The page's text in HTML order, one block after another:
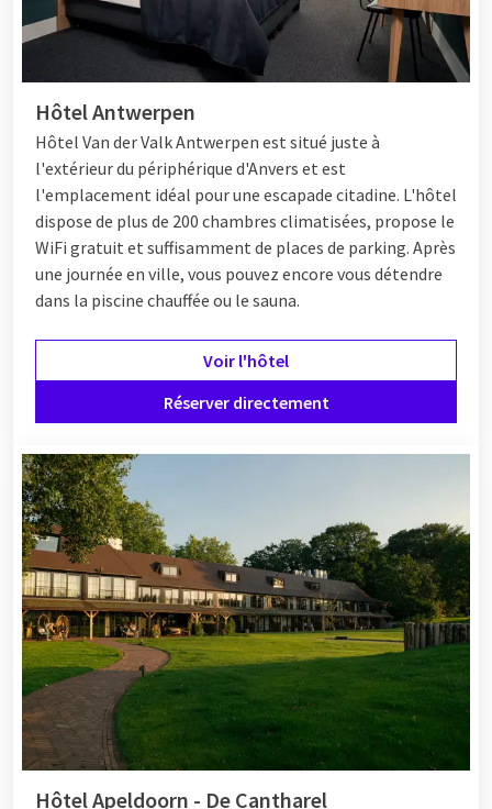
Hôtel Antwerpen
Hôtel Van der Valk Antwerpen est situé juste à
l'extérieur du périphérique d'Anvers et est
l'emplacement idéal pour une escapade citadine. L'hôtel
dispose de plus de 200 chambres climatisées, propose le
WiFi gratuit et suffisamment de places de parking. Après
une journée en ville, vous pouvez encore vous détendre
dans la piscine chauffée ou le sauna.
Voir l'hôtel
Réserver directement
Hôtel Apeldoorn - De Cantharel